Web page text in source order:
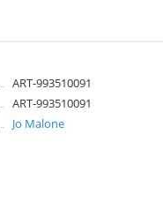
ART-993510091
ART-993510091
Jo Malone